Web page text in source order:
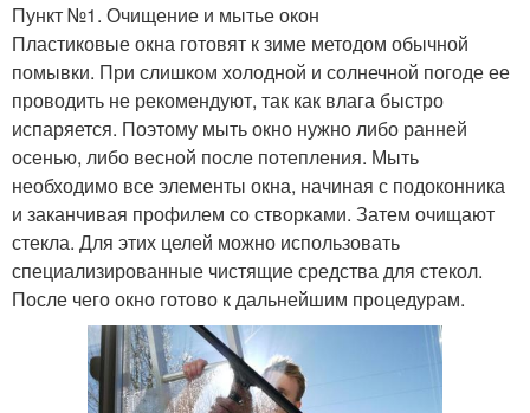
Пункт №1. Очищение и мытье окон
Пластиковые окна готовят к зиме методом обычной
помывки. При слишком холодной и солнечной погоде ее
проводить не рекомендуют, так как влага быстро
испаряется. Поэтому мыть окно нужно либо ранней
осенью, либо весной после потепления. Мыть
необходимо все элементы окна, начиная с подоконника
и заканчивая профилем со створками. Затем очищают
стекла. Для этих целей можно использовать
специализированные чистящие средства для стекол.
После чего окно готово к дальнейшим процедурам.